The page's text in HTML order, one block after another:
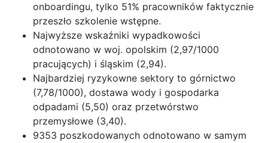
onboardingu, tylko 51% pracowników faktycznie
przeszło szkolenie wstępne.
Najwyższe wskaźniki wypadkowości
odnotowano w woj. opolskim (2,97/1000
pracujących) i śląskim (2,94).
Najbardziej ryzykowne sektory to górnictwo
(7,78/1000), dostawa wody i gospodarka
odpadami (5,50) oraz przetwórstwo
przemysłowe (3,40).
9353 poszkodowanych odnotowano w samym